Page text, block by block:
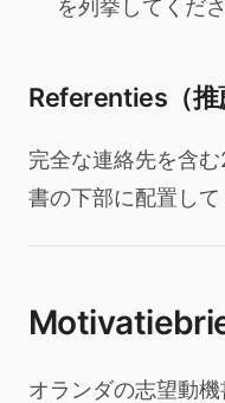
を列挙してくださ
Referenties（推
完全な連絡先を含
書の下部に配置して
オランダの志望動